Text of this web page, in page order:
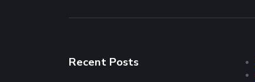
Recent Posts